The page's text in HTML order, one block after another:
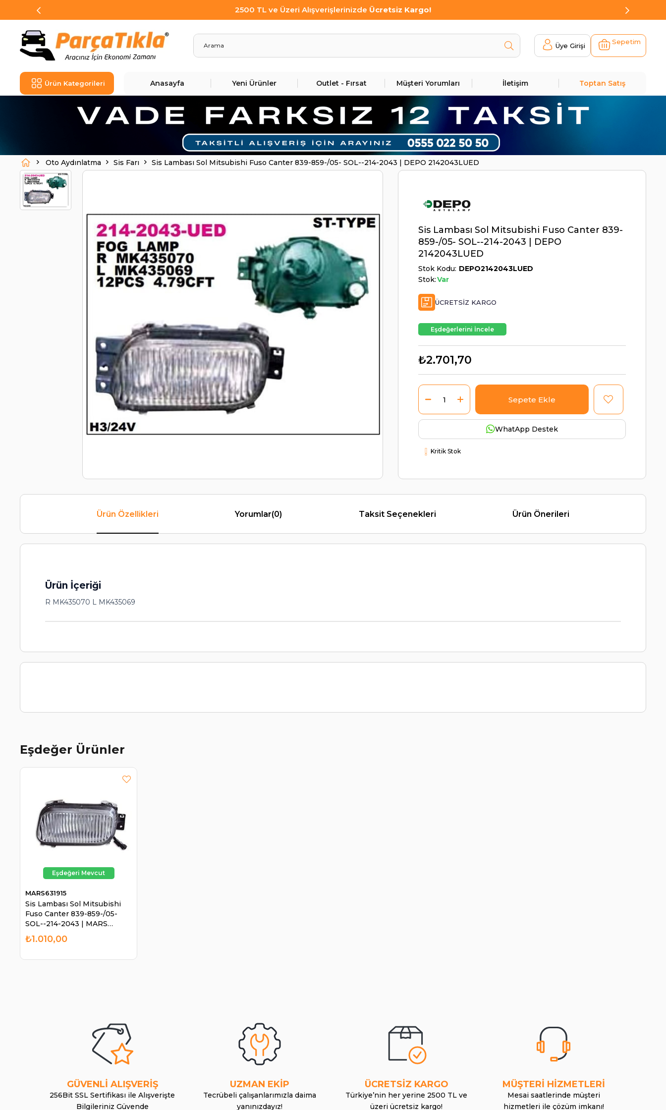
2500 TL ve Üzeri Alışverişlerinizde Ücretsiz Kargo!
Üye Girişi Sepetim
Ürün Kategorileri Anasayfa Yeni Ürünler Outlet - Fırsat Müşteri Yorumları İletişim Toptan Satış
Oto Aydınlatma Sis Farı Sis Lambası Sol Mitsubishi Fuso Canter 839-859-/05- SOL--214-2043 | DEPO 2142043LUED
Sis Lambası Sol Mitsubishi Fuso Canter 839-
859-/05- SOL--214-2043 | DEPO
2142043LUED
Stok Kodu DEPO2142043LUED
Stok:Var
ÜCRETSIZ KARGO
Eşdeğerlerini İncele
₺2.701,70
WhatApp Destek
Kritik Stok
Ürün Özellikleri Yorumlar(0) Taksit Seçenekleri Ürün Önerileri
Ürün İçeriği
R MK435070 L MK435069
Eşdeğer Ürünler
Sis Lambası Sol Mitsubishi
Fuso Canter 839-859-/05-
SOL--214-2043 | MARS
631915
MARS631915
₺1.010,00
GÜVENLİ ALIŞVERİŞ
256Bit SSL Sertifikası ile Alışverişte
Bilgileriniz Güvende
UZMAN EKİP
Tecrübeli çalışanlarımızla daima
yanınızdayız!
ÜCRETSİZ KARGO
Türkiye’nin her yerine 2500 TL ve
üzeri ücretsiz kargo!
MÜŞTERİ HİZMETLERİ
Mesai saatlerinde müşteri
hizmetleri ile çözüm imkanı!